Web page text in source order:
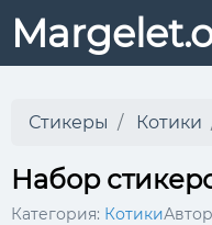
Стикеры Котики
Набор
Категория: Котики